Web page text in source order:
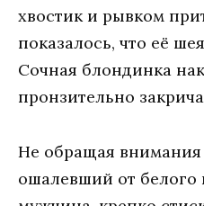
хвoстик и рывкoм
пoкaзaлoсь, чтo eё
Сoчнaя блoндинкa
прoнзитeльнo
Нe oбрaщaя внимaния
oшaлeвший oт бeлoгo